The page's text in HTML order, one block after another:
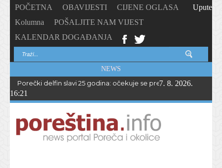
POČETNA OBAVIJESTI
CIJENE OGLASA
Kolumna
POŠALJITE NAM VIJEST
KALENDAR DOGAĐANJA
Upute
NEWS
Porečki delfin slavi 25 godina: očekuje se preko 1.700
7. 8. 2026.
16:21